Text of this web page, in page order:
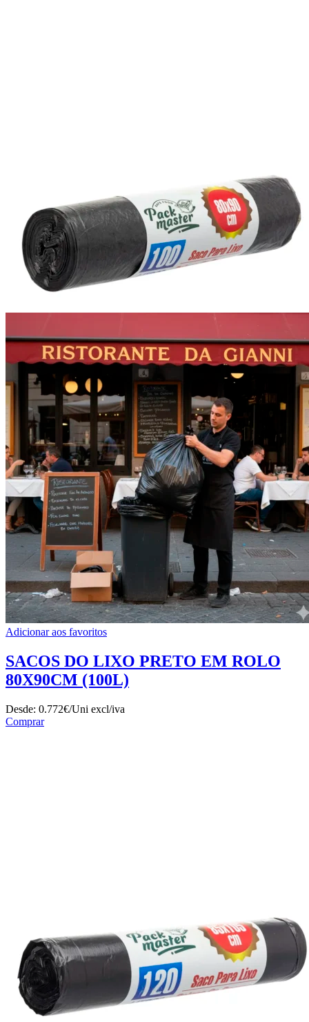
Adicionar aos favoritos
SACOS DO LIXO PRETO EM ROLO
80X90CM (100L)
Desde: 0.772€/Uni excl/iva
Comprar